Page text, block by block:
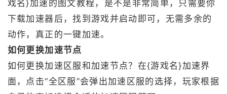
戏名}加速的图文教程，是不是非常简单，只需要你
下载加速器后，找到游戏并启动即可，无需多余的
动作，真正的一键加速。
如何更换加速节点
如何更换加速区服和加速节点？在{游戏名}加速界
面，点击“全区服”会弹出加速区服的选择，玩家根据